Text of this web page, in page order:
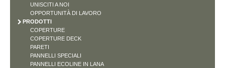
UNISCITI A NOI
OPPORTUNITÀ DI LAVORO
PRODOTTI
COPERTURE
COPERTURE DECK
PARETI
PANNELLI SPECIALI
PANNELLI ECOLINE IN LANA